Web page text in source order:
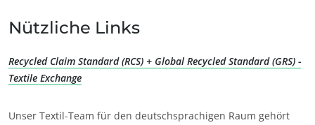
UNSERE KOMPETENZEN
Nützliche Links
Recycled Claim Standard (RCS) + Global Recycled Standard (GRS) -
Textile Exchange
Unser Textil-Team für den deutschsprachigen Raum gehört